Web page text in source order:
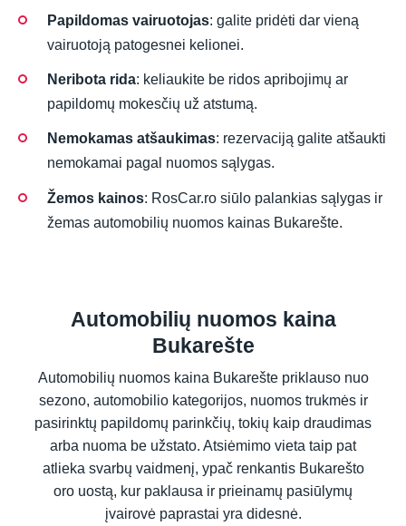
Papildomas vairuotojas: galite pridėti dar vieną
vairuotoją patogesnei kelionei.
Neribota rida: keliaukite be ridos apribojimų ar
papildomų mokesčių už atstumą.
Nemokamas atšaukimas: rezervaciją galite atšaukti
nemokamai pagal nuomos sąlygas.
Žemos kainos: RosCar.ro siūlo palankias sąlygas ir
žemas automobilių nuomos kainas Bukarešte.
Automobilių nuomos kaina
Bukarešte
Automobilių nuomos kaina Bukarešte priklauso nuo
sezono, automobilio kategorijos, nuomos trukmės ir
pasirinktų papildomų parinkčių, tokių kaip draudimas
arba nuoma be užstato. Atsiėmimo vieta taip pat
atlieka svarbų vaidmenį, ypač renkantis Bukarešto
oro uostą, kur paklausa ir prieinamų pasiūlymų
įvairovė paprastai yra didesnė.